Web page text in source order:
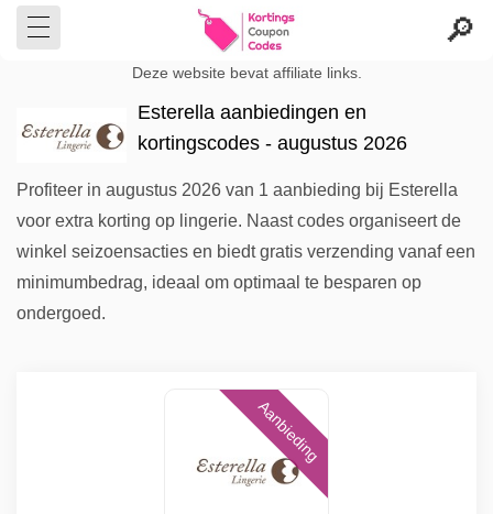
Deze website bevat affiliate links.
Esterella aanbiedingen en
kortingscodes - augustus 2026
Profiteer in augustus 2026 van 1 aanbieding bij Esterella
voor extra korting op lingerie. Naast codes organiseert de
winkel seizoensacties en biedt gratis verzending vanaf een
minimumbedrag, ideaal om optimaal te besparen op
ondergoed.
Aanbieding